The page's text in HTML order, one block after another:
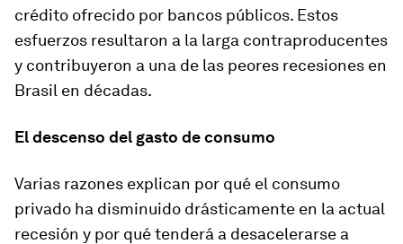
crédito ofrecido por bancos públicos. Estos
esfuerzos resultaron a la larga contraproducentes
y contribuyeron a una de las peores recesiones en
Brasil en décadas.
El descenso del gasto de consumo
Varias razones explican por qué el consumo
privado ha disminuido drásticamente en la actual
recesión y por qué tenderá a desacelerarse a